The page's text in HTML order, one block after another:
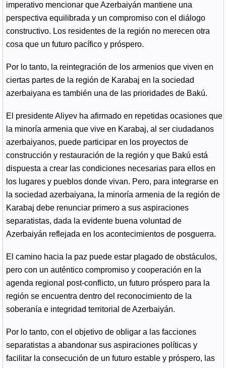
imperativo mencionar que Azerbaiyán mantiene una
perspectiva equilibrada y un compromiso con el diálogo
constructivo. Los residentes de la región no merecen otra
cosa que un futuro pacífico y próspero.
Por lo tanto, la reintegración de los armenios que viven en
ciertas partes de la región de Karabaj en la sociedad
azerbaiyana es también una de las prioridades de Bakú.
El presidente Aliyev ha afirmado en repetidas ocasiones que
la minoría armenia que vive en Karabaj, al ser ciudadanos
azerbaiyanos, puede participar en los proyectos de
construcción y restauración de la región y que Bakú está
dispuesta a crear las condiciones necesarias para ellos en
los lugares y pueblos donde vivan. Pero, para integrarse en
la sociedad azerbaiyana, la minoría armenia de la región de
Karabaj debe renunciar primero a sus aspiraciones
separatistas, dada la evidente buena voluntad de
Azerbaiyán reflejada en los acontecimientos de posguerra.
El camino hacia la paz puede estar plagado de obstáculos,
pero con un auténtico compromiso y cooperación en la
agenda regional post-conflicto, un futuro próspero para la
región se encuentra dentro del reconocimiento de la
soberanía e integridad territorial de Azerbaiyán.
Por lo tanto, con el objetivo de obligar a las facciones
separatistas a abandonar sus aspiraciones políticas y
facilitar la consecución de un futuro estable y próspero, las